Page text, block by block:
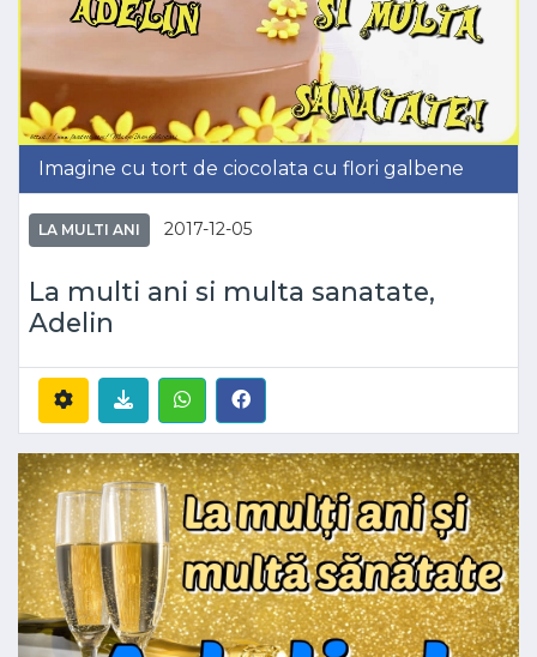
Imagine cu tort de ciocolata cu flori galbene
LA MULTI ANI 2017-12-05
La multi ani si multa sanatate,
Adelin